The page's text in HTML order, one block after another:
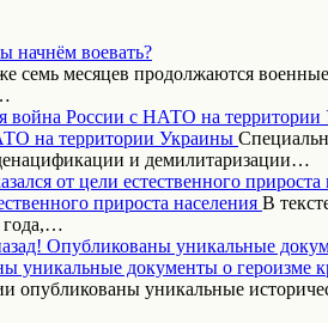
начнём воевать?
семь месяцев продолжаются
война России с НАТО на
и демилитаризации…
от цели естественного прироста
В
года,…
Опубликованы уникальные
опубликованы уникальные